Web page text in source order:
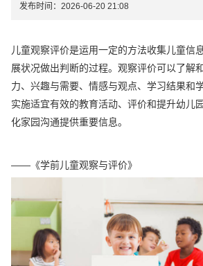
发布时间：2026-06-20 21:08
儿童观察评价是运用一定的方法收集儿童信
展状况做出判断的过程。观察评价可以了解
力、兴趣与需要、情感与观点、学习结果和
实施适宜有效的教育活动、评价和提升幼儿
化家园沟通提供重要信息。
——《学前儿童观察与评价》